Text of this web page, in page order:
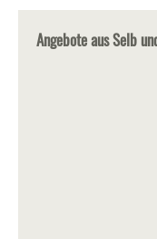
Angebote aus Selb